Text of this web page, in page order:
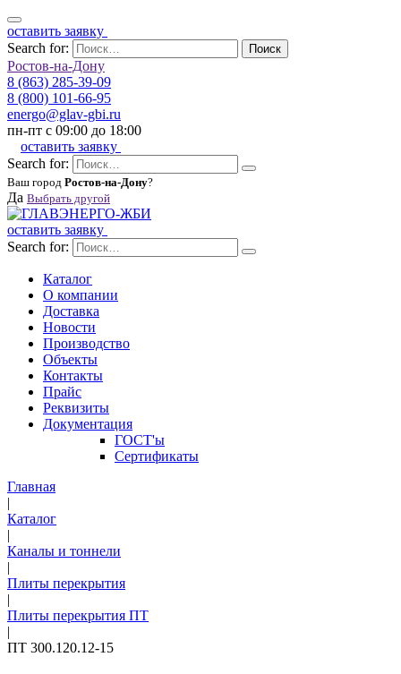
оставить заявку
Search for:
Поиск
Ростов-на-Дону
8 (863) 285-39-09
8 (800) 101-66-95
energo@glav-gbi.ru
пн-пт с 09:00 до 18:00
оставить заявку
Search for:
Ваш город Ростов-на-Дону?
Да Выбрать другой
оставить заявку
Search for:
Каталог
О компании
Доставка
Новости
Производство
Объекты
Контакты
Прайс
Реквизиты
Документация
ГОСТ'ы
Сертификаты
Главная
|
Каталог
|
Каналы и тоннели
|
Плиты перекрытия
|
Плиты перекрытия ПТ
|
ПТ 300.120.12-15